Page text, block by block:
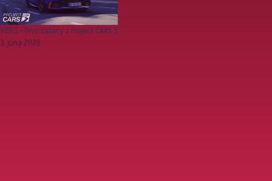
VIDEO • Prvé zábery z Project CARS 3
3. júna 2020